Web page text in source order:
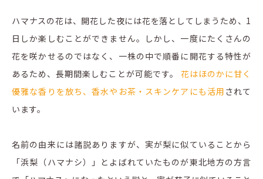
ハマナスの花は、開花した夜には花を落としてしまうため、1
日しか楽しむことができません。しかし、一度にたくさんの
花を咲かせるのではなく、一株の中で順番に開花する特性が
あるため、長期間楽しむことが可能です。花はほのかに甘く
優雅な香りを放ち、香水やお茶・スキンケアにも活用 されて
います。
名前の由来には諸説ありますが、実が梨に似ていることから
「浜梨（ハマナシ）」とよばれていたものが東北地方の方言